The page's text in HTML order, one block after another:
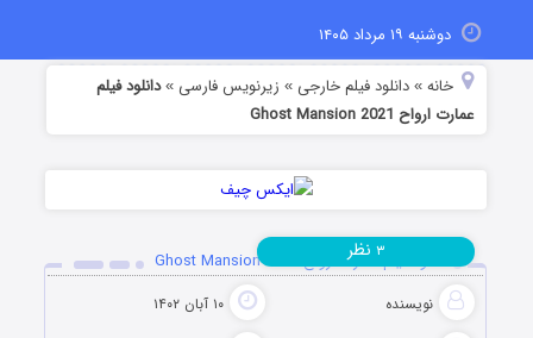
دوشنبه ۱۹ مرداد ۱۴۰۵
خانه »دانلود فیلم خارجی » زیرنویس فارسی »دانلود فیلم
عمارت ارواح Ghost Mansion 2021
دانلود فیلم عمارت ارواح Ghost Mansion 2021
نویسنده ۱۰ آبان ۱۴۰۲
۳ نظر